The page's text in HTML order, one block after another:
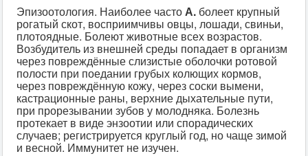
Эпизоотология. Наиболее часто А. болеет крупный
рогатый скот, восприимчивы овцы, лошади, свиньи,
плотоядные. Болеют животные всех возрастов.
Возбудитель из внешней среды попадает в организм
через повреждённые слизистые оболочки ротовой
полости при поедании грубых колющих кормов,
через повреждённую кожу, через соски вымени,
кастрационные раны, верхние дыхательные пути,
при прорезывании зубов у молодняка. Болезнь
протекает в виде энзоотии или спорадических
случаев; регистрируется круглый год, но чаще зимой
и весной. Иммунитет не изучен.